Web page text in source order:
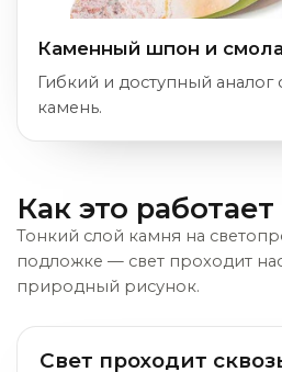
Каменный шпон и
Гибкий и доступный
камень.
Как это работает
Тонкий слой камня на
подложке — свет проходит
природный рисунок.
Свет проходит